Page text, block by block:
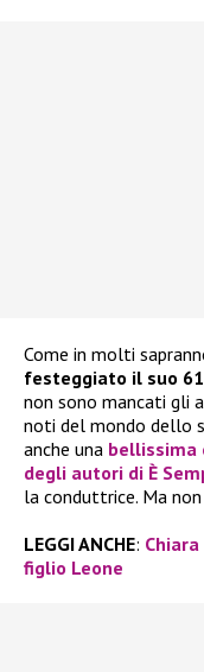
Come in molti
festeggiato il suo
non sono mancati gli
noti del mondo dello
anche una bellissima
degli autori di È
la conduttrice. Ma
LEGGI ANCHE:
figlio Leone